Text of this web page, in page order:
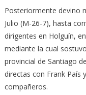
Posteriormente devino
Julio (M-26-7), hasta
dirigentes en Holguín,
mediante la cual
provincial de Santiago
directas con Frank País
compañeros.